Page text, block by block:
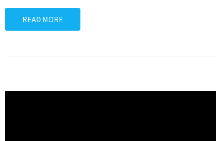
READ MORE